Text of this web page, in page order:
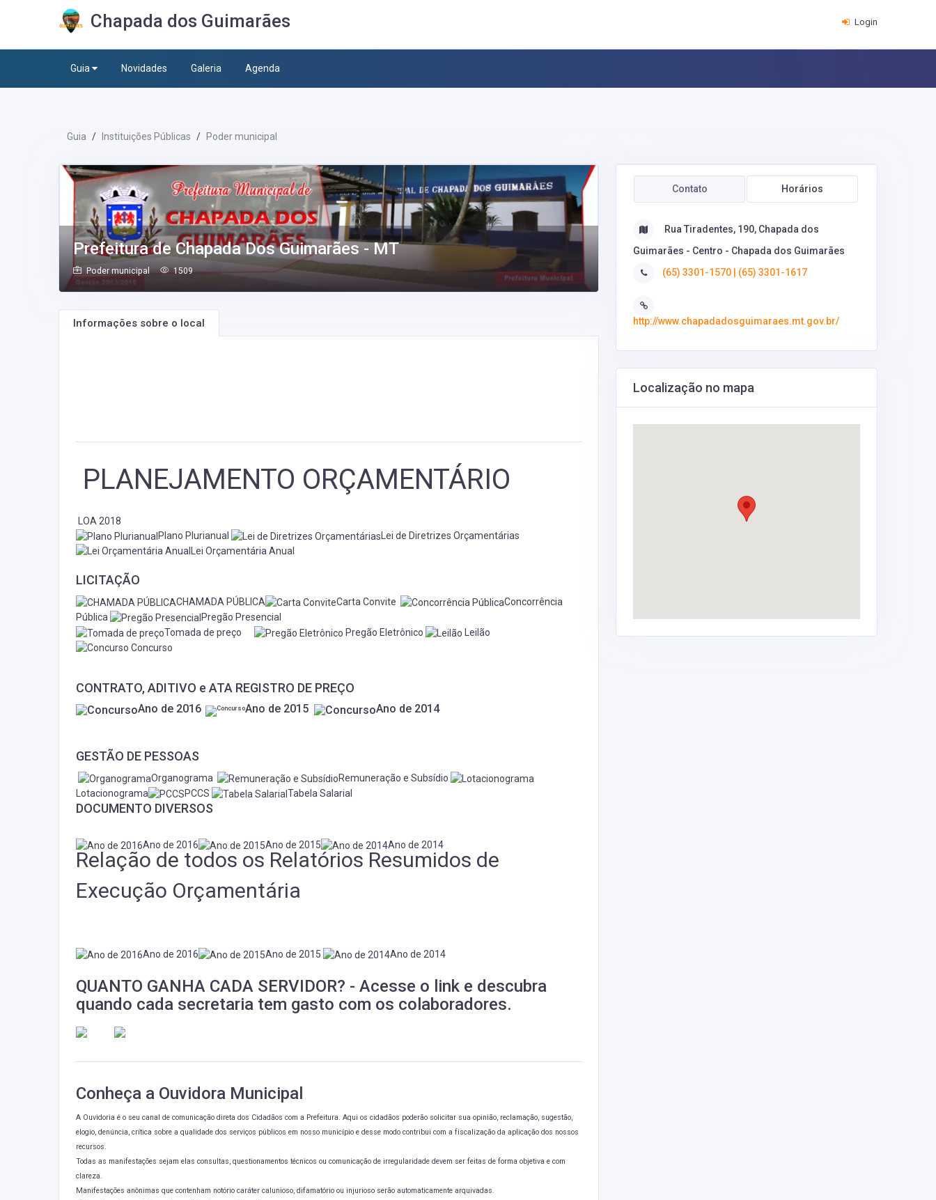
Chapada dos Guimarães Login
Guia Novidades Galeria Agenda
Guia Instituições Públicas Poder municipal
Prefeitura de Chapada Dos Guimarães - MT
Poder municipal 1509
Informações sobre o local
PLANEJAMENTO ORÇAMENTÁRIO
LOA 2018
Plano Plurianual
Lei de Diretrizes Orçamentárias
Lei Orçamentária Anual
LICITAÇÃO
CHAMADA PÚBLICA Carta Convite
Concorrência
Pública
Pregão Presencial
Tomada de preço
Pregão Eletrônico
Leilão
Concurso
CONTRATO, ADITIVO e ATA REGISTRO DE PREÇO
Ano de 2016 Ano de 2015 Ano de 2014
GESTÃO DE PESSOAS
Organograma
Remuneração e Subsídio
Lotacionograma
PCCS Tabela Salarial
DOCUMENTO DIVERSOS
Ano de 2016 Ano de 2015 Ano de 2014
Relação de todos os Relatórios Resumidos de
Execução Orçamentária
Ano de 2016 Ano de 2015 Ano de 2014
QUANTO GANHA CADA SERVIDOR? - Acesse o link e descubra
quando cada secretaria tem gasto com os colaboradores.
Conheça a Ouvidora Municipal
A Ouvidoria é o seu canal de comunicação direta dos Cidadãos com a Prefeitura. Aqui os cidadãos poderão solicitar sua opinião, reclamação, sugestão,
elogio, denúncia, crítica sobre a qualidade dos serviços públicos em nosso município e desse modo contribui com a fiscalização da aplicação dos nossos
recursos.
Todas as manifestações sejam elas consultas, questionamentos técnicos ou comunicação de irregularidade devem ser feitas de forma objetiva e com
clareza.
Manifestações anônimas que contenham notório caráter calunioso, difamatório ou injurioso serão automaticamente arquivadas.
Contato Horários
Rua Tiradentes, 190, Chapada dos
Guimarães - Centro - Chapada dos Guimarães
(65) 3301-1570 | (65) 3301-1617
http://www.chapadadosguimaraes.mt.gov.br/
Localização no mapa